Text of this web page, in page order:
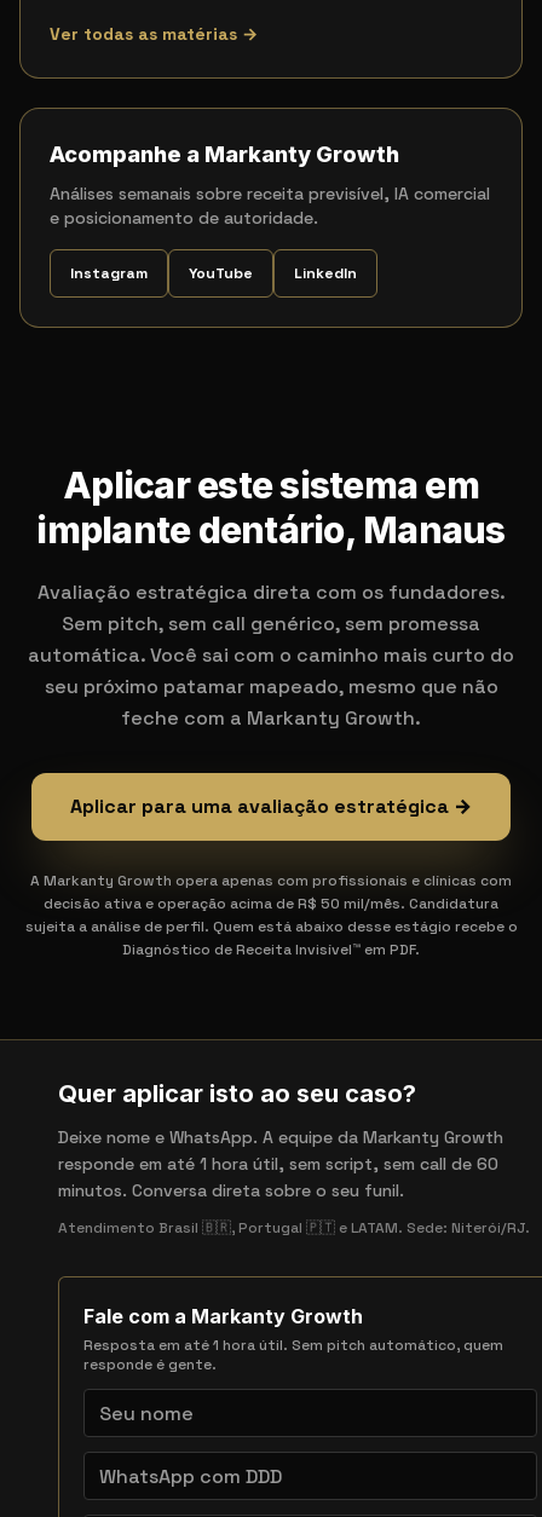
Ver todas as matérias →
Acompanhe a Markanty Growth
Análises semanais sobre receita previsível, IA comercial
e posicionamento de autoridade.
Instagram YouTube LinkedIn
Aplicar este sistema em
implante dentário, Manaus
Avaliação estratégica direta com os fundadores.
Sem pitch, sem call genérico, sem promessa
automática. Você sai com o caminho mais curto do
seu próximo patamar mapeado, mesmo que não
feche com a Markanty Growth.
Aplicar para uma avaliação estratégica →
A Markanty Growth opera apenas com profissionais e clínicas com
decisão ativa e operação acima de R$ 50 mil/mês. Candidatura
sujeita a análise de perfil. Quem está abaixo desse estágio recebe o
Diagnóstico de Receita Invisível™ em PDF.
Quer aplicar isto ao seu caso?
Deixe nome e WhatsApp. A equipe da Markanty Growth
responde em até 1 hora útil, sem script, sem call de 60
minutos. Conversa direta sobre o seu funil.
Atendimento Brasil 🇧🇷, Portugal 🇵🇹 e LATAM. Sede: Niterói/RJ.
Fale com a Markanty Growth
Resposta em até 1 hora útil. Sem pitch automático, quem
responde é gente.